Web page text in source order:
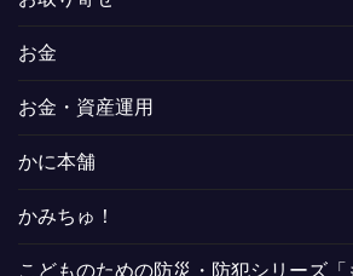
お金
お金・資産運用
かに本舗
かみちゅ！